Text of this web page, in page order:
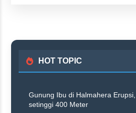
HOT TOPIC
Gunung Ibu di Halmahera
setinggi 400 Meter